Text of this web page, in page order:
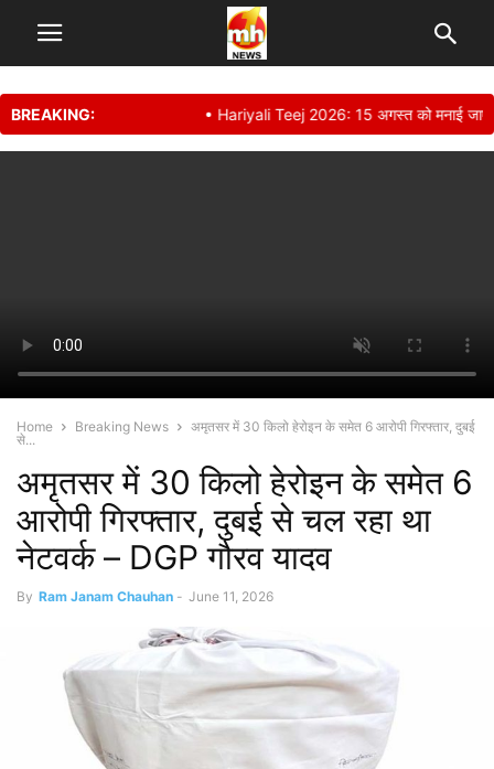
BREAKING: • Hariyali Teej 2026: 15 अगस्त को मनाई जाएगी
Home Breaking News
अमृतसर में 30 किलो हेरोइन के समेत 6 आरोपी गिरफ्तार, दुबई
से...
अमृतसर में 30 किलो हेरोइन के समेत 6
आरोपी गिरफ्तार, दुबई से चल रहा था
नेटवर्क – DGP गौरव यादव
By Ram Janam Chauhan - June 11, 2026